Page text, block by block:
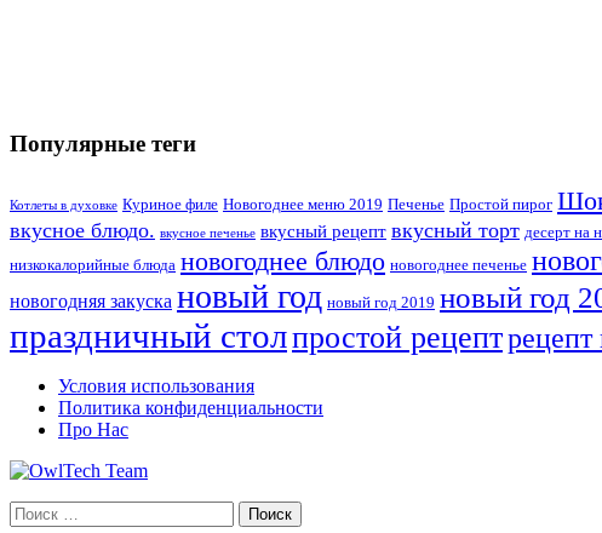
Популярные теги
Котлеты в духовке Куриное филе Новогоднее меню 2019 Печенье Простой пирог
вкусное блюдо. вкусное печенье вкусный рецепт вкусный торт десерт на
низкокалорийные блюда новогоднее блюдо новогоднее печенье
новогодняя закуска новый год новый год 2019 новый год
праздничный столпростой рецептрецепт
Условия использования
Политика конфиденциальности
Про Нас